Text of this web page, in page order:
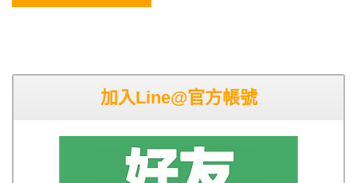
加入Line@官方帳號